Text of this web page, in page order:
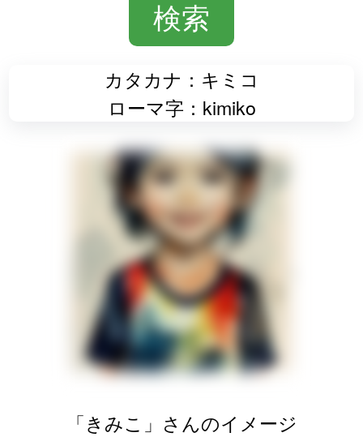
カタカナ：キミコ
ローマ字：kimiko
「きみこ」さんのイメージ